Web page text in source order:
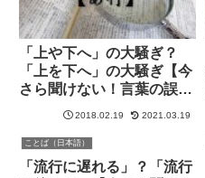
「上や下へ」の大騒ぎ？
「上を下へ」の大騒ぎ【今
さら聞けない！言葉の誤
用・勘違い】
2018.02.19 2021.03.19
ことば（日本語）
「流行に遅れる」？「流行